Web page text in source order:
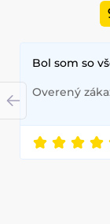
Bol som so
Overený